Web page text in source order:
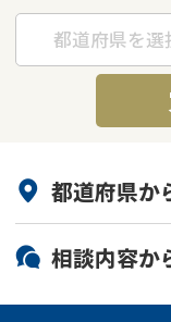
都道府県を選
都道府県か
北海道・東北
北海道
関東
相談内容か